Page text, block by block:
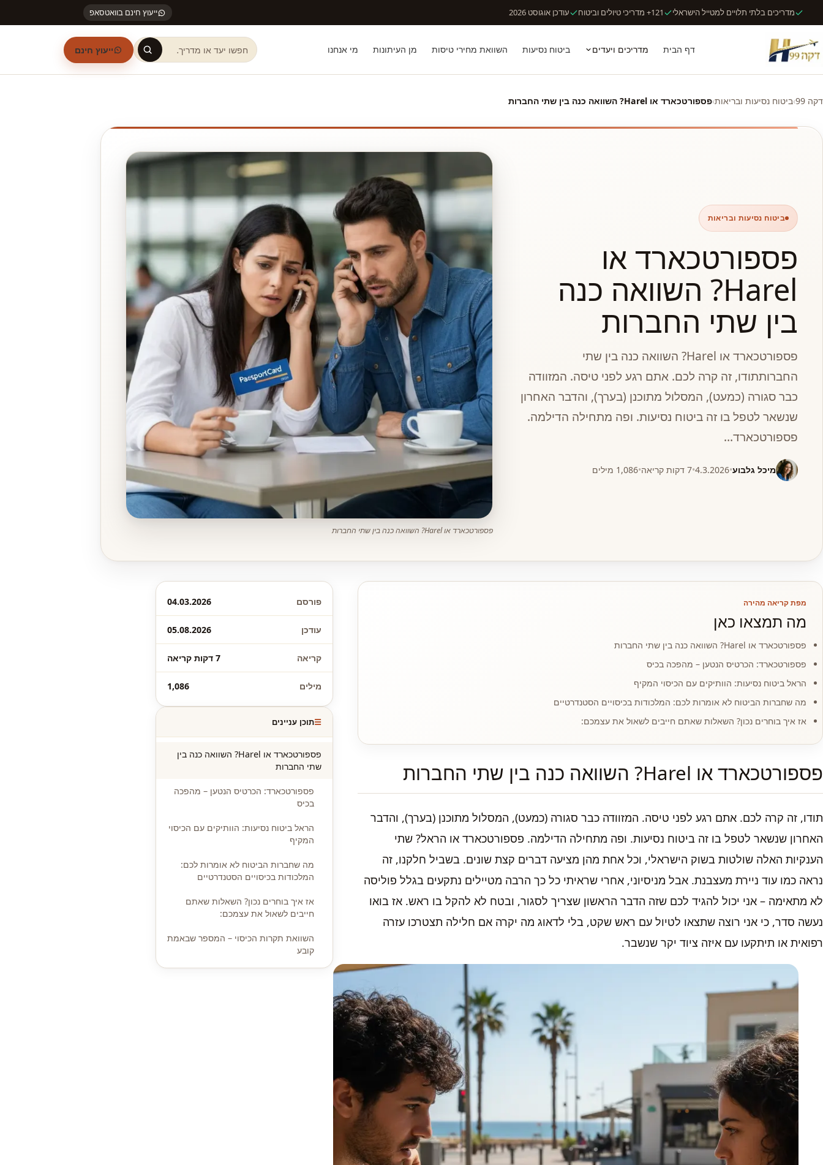
מדריכים בלתי תלויים למטייל הישראלי 121+ מדריכי טיולים וביטוח עודכן אוגוסט 2026 ייעוץ חינם בוואטסאפ
דף הבית מדריכים ויעדים ביטוח נסיעות השוואת מחירי טיסות מן העיתונות מי אנחנו חיפוש באתר ייעוץ חינם
דקה 99 ›ביטוח נסיעות ובריאות›פספורטכארד או Harel? השוואה כנה בין שתי החברות
ביטוח נסיעות ובריאות
פספורטכארד או
Harel? השוואה כנה
בין שתי החברות
פספורטכארד או Harel? השוואה כנה בין שתי
החברותתודו, זה קרה לכם. אתם רגע לפני טיסה. המזוודה
כבר סגורה (כמעט), המסלול מתוכנן (בערך), והדבר האחרון
שנשאר לטפל בו זה ביטוח נסיעות. ופה מתחילה הדילמה.
פספורטכארד…
מיכל גלבוע•
4.3.2026
•7 דקות קריאה •1,086 מילים
פספורטכארד או Harel? השוואה כנה בין שתי החברות
מפת קריאה מהירה
מה תמצאו כאן
פספורטכארד או Harel? השוואה כנה בין שתי החברות
פספורטכארד: הכרטיס הנטען – מהפכה בכיס
הראל ביטוח נסיעות: הוותיקים עם הכיסוי המקיף
מה שחברות הביטוח לא אומרות לכם: המלכודות בכיסויים הסטנדרטיים
אז איך בוחרים נכון? השאלות שאתם חייבים לשאול את עצמכם:
פספורטכארד או Harel? השוואה כנה בין שתי החברות
תודו, זה קרה לכם. אתם רגע לפני טיסה. המזוודה כבר סגורה (כמעט), המסלול מתוכנן (בערך), והדבר
האחרון שנשאר לטפל בו זה ביטוח נסיעות. ופה מתחילה הדילמה. פספורטכארד או הראל? שתי
הענקיות האלה שולטות בשוק הישראלי, וכל אחת מהן מציעה דברים קצת שונים. בשביל חלקנו, זה
נראה כמו עוד ניירת מעצבנת. אבל מניסיוני, אחרי שראיתי כל כך הרבה מטיילים נתקעים בגלל פוליסה
לא מתאימה – אני יכול להגיד לכם שזה הדבר הראשון שצריך לסגור, ובטח לא להקל בו ראש. אז בואו
נעשה סדר, כי אני רוצה שתצאו לטיול עם ראש שקט, בלי לדאוג מה יקרה אם חלילה תצטרכו עזרה
רפואית או תיתקעו עם איזה ציוד יקר שנשבר.
פורסם 04.03.2026
עודכן 05.08.2026
קריאה 7 דקות קריאה
מילים 1,086
תוכן עניינים
פספורטכארד או Harel? השוואה כנה בין
שתי החברות
פספורטכארד: הכרטיס הנטען – מהפכה
בכיס
הראל ביטוח נסיעות: הוותיקים עם הכיסוי
המקיף
מה שחברות הביטוח לא אומרות לכם:
המלכודות בכיסויים הסטנדרטיים
אז איך בוחרים נכון? השאלות שאתם
חייבים לשאול את עצמכם:
השוואת תקרות הכיסוי – המספר שבאמת
קובע